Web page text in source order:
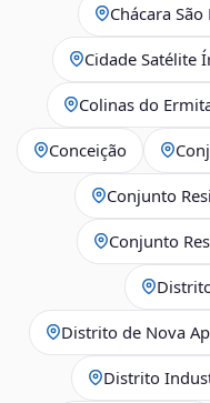
Chácara
Cidade Satélite
Colinas do
Conceição
Conjunto
Conjunto
Distrito de Nova
Distrito